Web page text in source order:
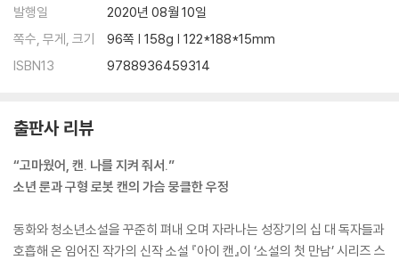
발행일
2020년 08월 10일
쪽수, 무게, 크기
96쪽 | 158g | 122*188*15mm
ISBN13
9788936459314
출판사 리뷰
“고마웠어, 캔. 나를 지켜 줘서.”
소년 룬과 구형 로봇 캔의 가슴 뭉클한 우정
동화와 청소년소설을 꾸준히 펴내 오며 자라나는 성장기의 십 대 독자들과
호흡해 온 임어진 작가의 신작 소설 『아이 캔』이 ‘소설의 첫 만남’ 시리즈 스